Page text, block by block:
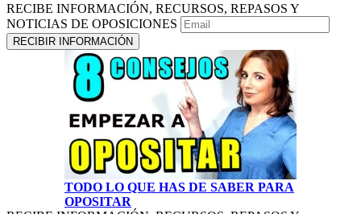
RECIBE INFORMACIÓN, RECURSOS, REPASOS Y
NOTICIAS DE OPOSICIONES
TODO LO QUE HAS DE SABER PARA
OPOSITAR